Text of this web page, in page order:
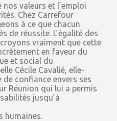
valeurs et l’emploi
Chez Carrefour
à ce que chacun
de réussite. L’égalité des
vraiment que cette
en faveur du
et social du
Cécile Cavalié, elle-
confiance envers ses
Réunion qui lui a permis
jusqu’à
humaines.